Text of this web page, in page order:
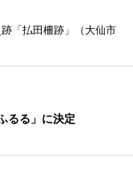
「払田柵跡」（大仙市
るる」に決定